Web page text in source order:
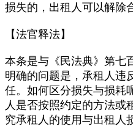
损失的，出租人可以解除
【法官释法】
本条是与《民法典》第七
明确的问题是，承租人违
任。如何区分损失与损耗
人是否按照约定的方法或
究承租人的使用与出租人